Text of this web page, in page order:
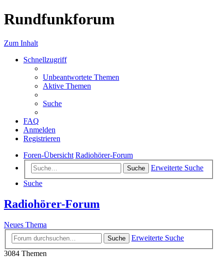
Rundfunkforum
Zum Inhalt
Schnellzugriff
Unbeantwortete Themen
Aktive Themen
Suche
FAQ
Anmelden
Registrieren
Foren-Übersicht Radiohörer-Forum
Suche
Erweiterte Suche
Suche
Radiohörer-Forum
Neues Thema
Suche
Erweiterte Suche
3084 Themen